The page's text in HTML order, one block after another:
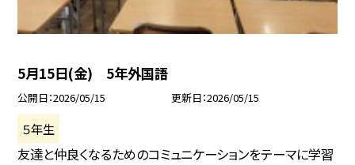
5月15日(金) 5年外国語
公開日 2026/05/15 更新日 2026/05/15
５年生
友達と仲良くなるためのコミュニケーションをテーマに学習